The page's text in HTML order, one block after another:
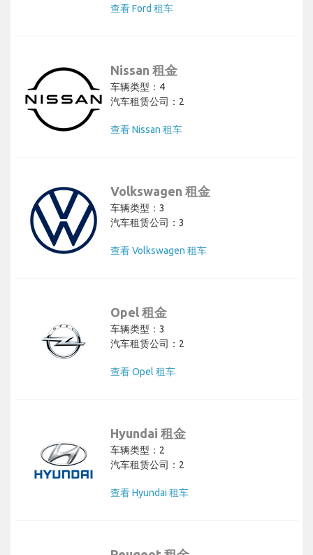
查看 Ford 租车
Nissan 租金
车辆类型：4
汽车租赁公司：2
查看 Nissan 租车
Volkswagen 租金
车辆类型：3
汽车租赁公司：3
查看 Volkswagen 租车
Opel 租金
车辆类型：3
汽车租赁公司：2
查看 Opel 租车
Hyundai 租金
车辆类型：2
汽车租赁公司：2
查看 Hyundai 租车